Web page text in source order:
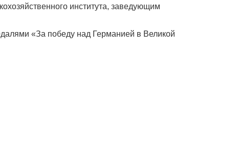
института, заведующим
«За победу над Германией в Великой